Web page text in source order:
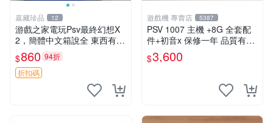
嘉藏珍品 12
游戲之家電玩Psv最終幻想X
2，簡體中文箱說全 東西有現
貨 可以發手物品 無質量問題
售不退不換
$860 94折
折扣碼
遊戲機 專賣店 5387
PSV 1007 主機 +8G 全套配
件+初音x 保修一年 品質有保
障
$3,600